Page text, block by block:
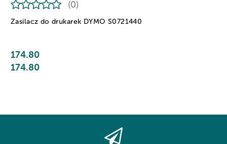
Zasilacz do drukarek DYMO S0721440
(0)
174.80
174.80